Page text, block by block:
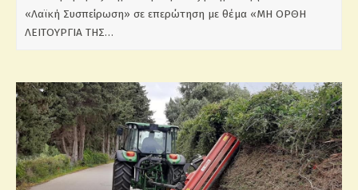
«Λαϊκή Συσπείρωση» σε επερώτηση με θέμα «ΜΗ ΟΡΘΗ
ΛΕΙΤΟΥΡΓΙΑ ΤΗΣ…